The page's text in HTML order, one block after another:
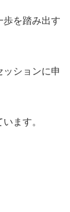
歩を踏み出す
ションに申
ます。